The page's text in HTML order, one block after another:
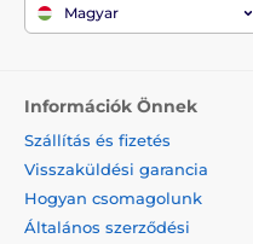
Magyar
Információk Önnek
Szállítás és fizetés
Visszaküldési garancia
Hogyan csomagolunk
Általános szerződési